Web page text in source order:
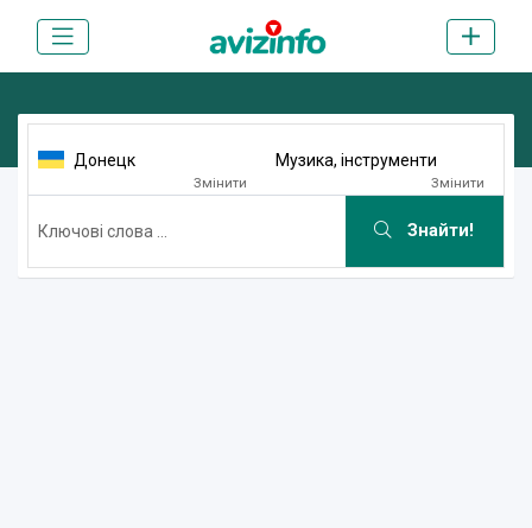
Донецк
Змінити
Музика, інструменти
Змінити
Знайти!